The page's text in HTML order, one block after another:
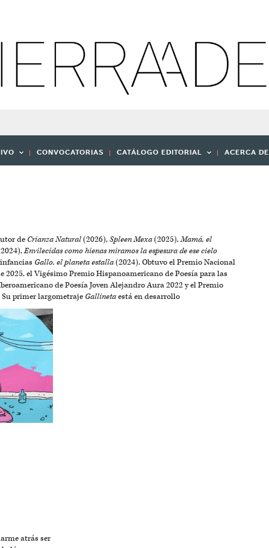
CONVOCATORIAS CATÁLOGO EDITORIAL ACERCA DE
de Crianza Natural(2026),Spleen Mexa(2025),Mamá, el
Envilecidas como hienas miramos la espesura de ese cielo
Gallo, el planeta estalla(2024). Obtuvo el Premio Nacional
2025, el Vigésimo Premio Hispanoamericano de Poesía para las
de Poesía Joven Alejandro Aura 2022 y el Premio
primer largometraje Gallinetaestá en desarrollo
atrás ser